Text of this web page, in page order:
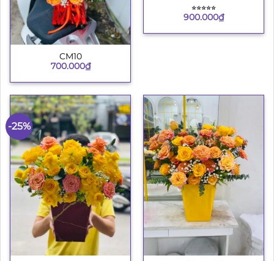
CM10
700.000₫
⭐︎⭐︎⭐︎⭐︎⭐︎
900.000₫
-25%